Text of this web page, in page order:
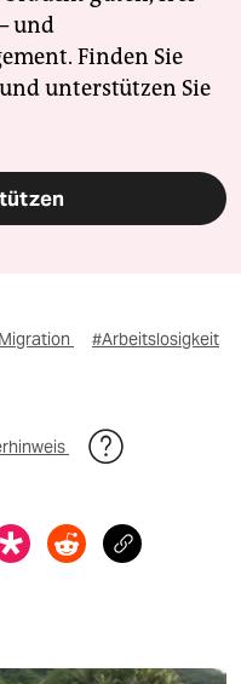
und
Finden Sie
unterstützen Sie
#Arbeitslosigkeit